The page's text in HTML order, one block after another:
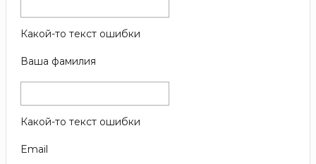
Какой-то текст ошибки
Ваша фамилия
Какой-то текст ошибки
Email